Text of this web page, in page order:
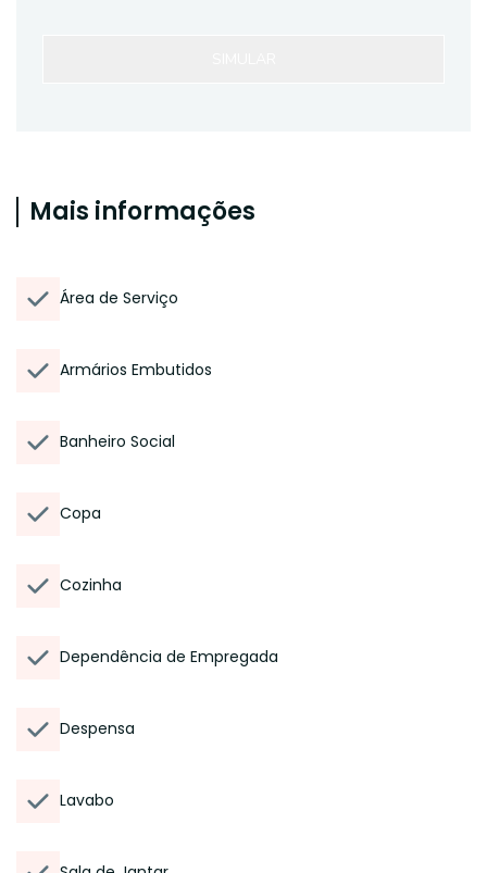
Mais informações
Área de Serviço
Armários Embutidos
Banheiro Social
Copa
Cozinha
Dependência de Empregada
Despensa
Lavabo